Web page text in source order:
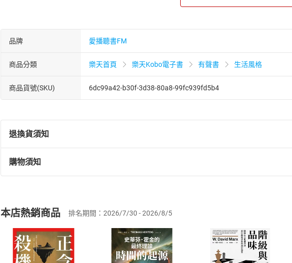
15娶某甲嫁ㄤ
16王者大飯店
18一明老師抓猴
19手都不通放
品牌 愛播聽書FM
商品分類 樂天首頁 樂天Kobo電子書 有聲書 生活風格
商品貨號(SKU) 6dc99a42-b30f-3d38-80a8-99fc939fd5b4
退換貨須知
退換貨規定：
(一)依消費者保護法第19條第1項後段暨通訊交易解除權合理例外情事適用
(二)消費者訂購本店鋪之商品即代表知悉本店鋪所銷售之商品為電子書，屬
且已下載/存取電子書，不得請求退貨退款。
退貨方式：您欲取消訂單或辦理退貨時，請登入樂天市場，並於「我的訂單」
貨」，本店鋪將依您的申請進行審核，待審核通過後將為您辦理退款事宜。
購物須知
挑選商品
Choose
放入購物車
Shopping cart
登入帳號
Login
本店熱銷商品 排名期間：2026/7/30 - 2026/8/5